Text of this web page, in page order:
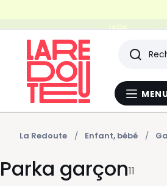
Les
La Redoute Enfant, bébé
Parka garçon11